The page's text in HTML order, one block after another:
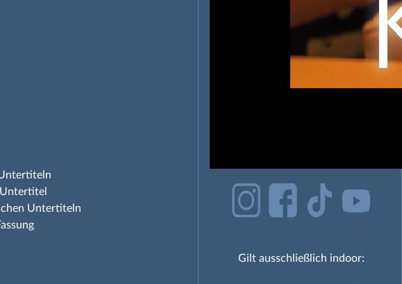
Untertiteln
Gilt ausschließlich indoor: